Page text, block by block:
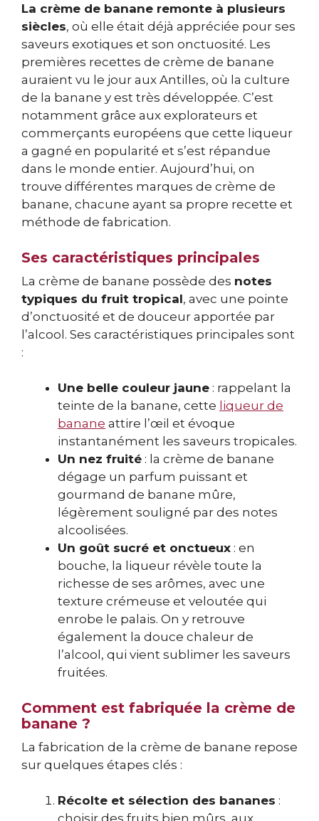
La crème de banane remonte à plusieurs
siècles, où elle était déjà appréciée pour ses
saveurs exotiques et son onctuosité. Les
premières recettes de crème de banane
auraient vu le jour aux Antilles, où la culture
de la banane y est très développée. C’est
notamment grâce aux explorateurs et
commerçants européens que cette liqueur
a gagné en popularité et s’est répandue
dans le monde entier. Aujourd’hui, on
trouve différentes marques de crème de
banane, chacune ayant sa propre recette et
méthode de fabrication.
Ses caractéristiques principales
La crème de banane possède des notes
typiques du fruit tropical, avec une pointe
d’onctuosité et de douceur apportée par
l’alcool. Ses caractéristiques principales sont
:
Une belle couleur jaune : rappelant la
teinte de la banane, cette liqueur de
banane attire l’œil et évoque
instantanément les saveurs tropicales.
Un nez fruité : la crème de banane
dégage un parfum puissant et
gourmand de banane mûre,
légèrement souligné par des notes
alcoolisées.
Un goût sucré et onctueux : en
bouche, la liqueur révèle toute la
richesse de ses arômes, avec une
texture crémeuse et veloutée qui
enrobe le palais. On y retrouve
également la douce chaleur de
l’alcool, qui vient sublimer les saveurs
fruitées.
Comment est fabriquée la crème de
banane ?
La fabrication de la crème de banane repose
sur quelques étapes clés :
Récolte et sélection des bananes :